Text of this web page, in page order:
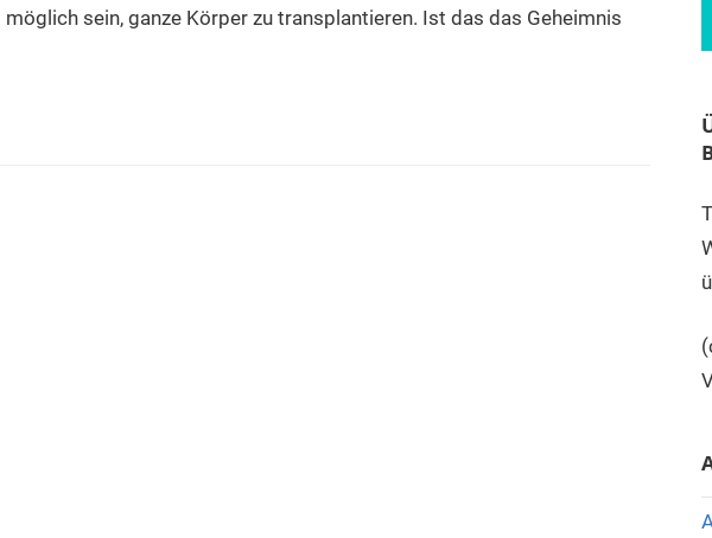
sein, ganze Körper zu transplantieren. Ist das das Geheimnis